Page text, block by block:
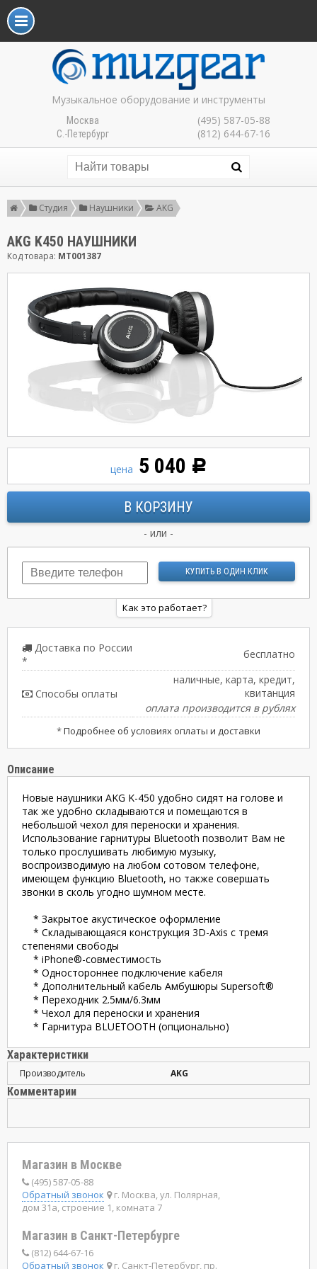
Музыкальное оборудование и инструменты
Москва (495) 587-05-88
С.-Петербург (812) 644-67-16
Студия Наушники AKG
AKG K450 НАУШНИКИ
Код товара: MT001387
цена 5 040 Р
- или -
Как это работает?
Доставка по России
*
бесплатно
Способы оплаты
наличные, карта, кредит,
квитанция
оплата производится в рублях
*Подробнее об условиях оплаты и доставки
Описание
Новые наушники AKG K-450 удобно сидят на голове и
так же удобно складываются и помещаются в
небольшой чехол для переноски и хранения.
Использование гарнитуры Bluetooth позволит Вам не
только прослушивать любимую музыку,
воспроизводимую на любом сотовом телефоне,
имеющем функцию Bluetooth, но также совершать
звонки в сколь угодно шумном месте.
* Закрытое акустическое оформление
* Складывающаяся конструкция 3D-Axis с тремя
степенями свободы
* iPhone®-совместимость
* Одностороннее подключение кабеля
* Дополнительный кабель Амбушюры Supersoft®
* Переходник 2.5мм/6.3мм
* Чехол для переноски и хранения
* Гарнитура BLUETOOTH (опционально)
Характеристики
Производитель AKG
Комментарии
Магазин в Москве
(495) 587-05-88
Обратный звонок
г. Москва, ул. Полярная,
дом 31а, строение 1, комната 7
Магазин в Санкт-Петербурге
(812) 644-67-16
Обратный звонок
г. Санкт-Петербург, пр.